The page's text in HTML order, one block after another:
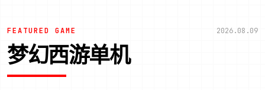
FEATURED GAME 2026.08.09
梦幻西游单机